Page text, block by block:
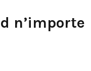
n’importe